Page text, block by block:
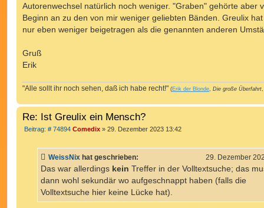
Autorenwechsel natürlich noch weniger. "Graben" gehörte aber
Beginn an zu den von mir weniger geliebten Bänden. Greulix
nur eben weniger beigetragen als die genannten anderen
Gruß
Erik
"Alle sollt ihr noch sehen, daß ich habe recht!" (Erik der Blonde, Die große Überfahrt,
Re: Ist Greulix ein Mensch?
Beitrag: # 74894B
r
a
Comedix » 29. Dezember 2023 13:42
WeissNix hat geschrieben: 29. Dezember
Das war allerdings kein Treffer in der Volltextsuche; das
dann wohl sekundär wo aufgeschnappt haben (falls die
Volltextsuche hier keine Lücke hat).